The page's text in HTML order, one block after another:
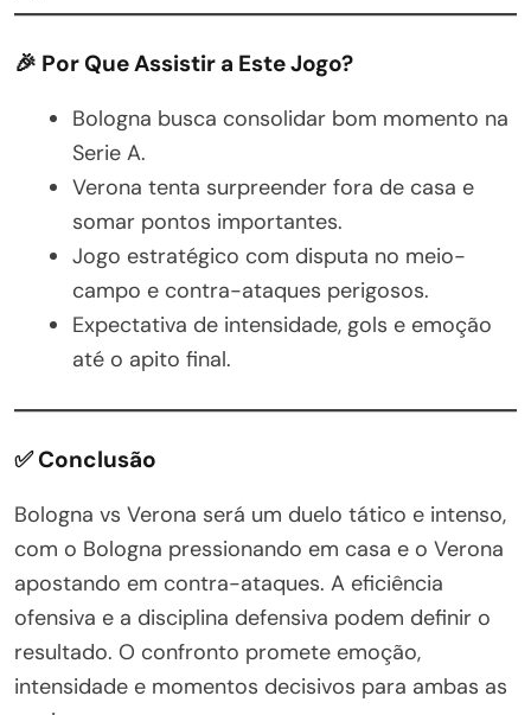
🎉 Por Que Assistir a Este Jogo?
Bologna busca consolidar bom momento na
Serie A.
Verona tenta surpreender fora de casa e
somar pontos importantes.
Jogo estratégico com disputa no meio-
campo e contra-ataques perigosos.
Expectativa de intensidade, gols e emoção
até o apito final.
✅ Conclusão
Bologna vs Verona será um duelo tático e intenso,
com o Bologna pressionando em casa e o Verona
apostando em contra-ataques. A eficiência
ofensiva e a disciplina defensiva podem definir o
resultado. O confronto promete emoção,
intensidade e momentos decisivos para ambas as